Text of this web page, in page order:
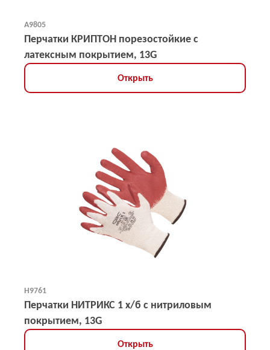
А9805
Перчатки КРИПТОН порезостойкие с
латексным покрытием, 13G
Открыть
Н9761
Перчатки НИТРИКС 1 х/б с нитриловым
покрытием, 13G
Открыть